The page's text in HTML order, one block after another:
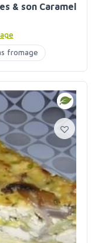
& son Caramel
fromage